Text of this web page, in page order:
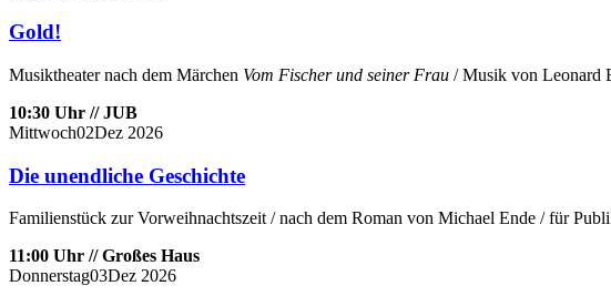
Gold!
Musiktheater nach dem Märchen Vom Fischer und seiner Frau / Musik von Leonard
10:30 Uhr // JUB
Mittwoch02Dez 2026
Die unendliche Geschichte
Familienstück zur Vorweihnachtszeit / nach dem Roman von Michael Ende / für
11:00 Uhr // Großes Haus
Donnerstag03Dez 2026